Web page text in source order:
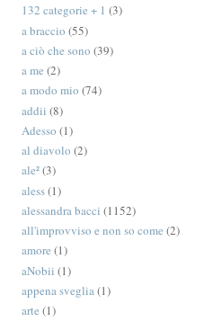
132 categorie + 1 (3)
a braccio (55)
a ciò che sono (39)
a me (2)
a modo mio (74)
addii (8)
Adesso (1)
al diavolo (2)
ale²(3)
aless(1)
alessandra bacci (1152)
all'improvviso e non so come (2)
amore (1)
aNobii (1)
appena sveglia(1)
arte (1)